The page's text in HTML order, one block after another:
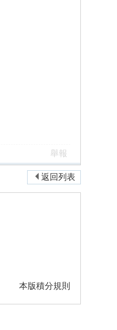
舉報
返回列表
本版積分規則